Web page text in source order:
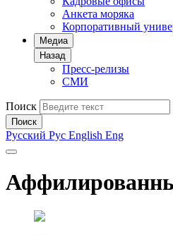
Анкета моряка
Корпоративный
Медиа
Назад
Пресс-релизы
СМИ
Поиск
Поиск
Русский Рус English Eng